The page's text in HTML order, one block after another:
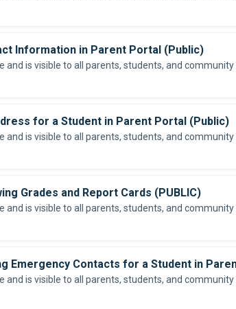
Information in Parent Portal (Public)
for a Student in Parent Portal (Public)
Grades and Report Cards (PUBLIC)
Emergency Contacts for a Student in